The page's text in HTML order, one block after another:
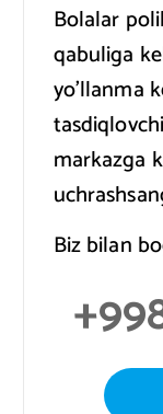
Bolalar
qabuliga
yo’llanma
markazga
Biz bilan